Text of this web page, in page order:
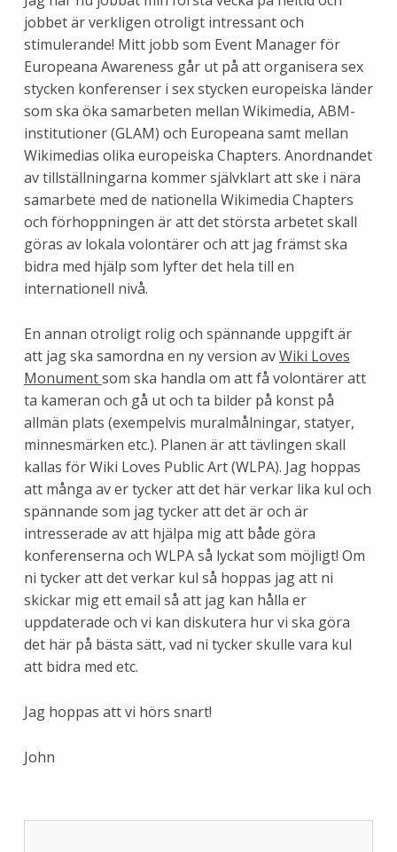
jobbet är verkligen otroligt intressant och
stimulerande! Mitt jobb som Event Manager för
Europeana Awareness går ut på att organisera sex
stycken konferenser i sex stycken europeiska länder
som ska öka samarbeten mellan Wikimedia, ABM-
institutioner (GLAM) och Europeana samt mellan
Wikimedias olika europeiska Chapters. Anordnandet
av tillställningarna kommer självklart att ske i nära
samarbete med de nationella Wikimedia Chapters
och förhoppningen är att det största arbetet skall
göras av lokala volontärer och att jag främst ska
bidra med hjälp som lyfter det hela till en
internationell nivå.
En annan otroligt rolig och spännande uppgift är
att jag ska samordna en ny version avWiki Loves
Monumentsom ska handla om att få volontärer att
ta kameran och gå ut och ta bilder på konst på
allmän plats (exempelvis muralmålningar, statyer,
minnesmärken etc.). Planen är att tävlingen skall
kallas för Wiki Loves Public Art (WLPA). Jag hoppas
att många av er tycker att det här verkar lika kul och
spännande som jag tycker att det är och är
intresserade av att hjälpa mig att både göra
konferenserna och WLPA så lyckat som möjligt! Om
ni tycker att det verkar kul så hoppas jag att ni
skickar mig ett email så att jag kan hålla er
uppdaterade och vi kan diskutera hur vi ska göra
det här på bästa sätt, vad ni tycker skulle vara kul
att bidra med etc.
Jag hoppas att vi hörs snart!
John